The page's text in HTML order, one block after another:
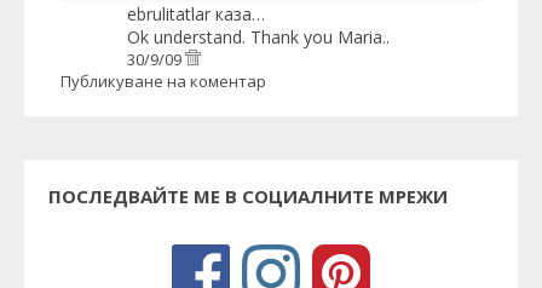
ebrulitatlar каза…
Ok understand. Thank you Maria..
30/9/09
Публикуване на коментар
ПОСЛЕДВАЙТЕ МЕ В СОЦИАЛНИТЕ МРЕЖИ